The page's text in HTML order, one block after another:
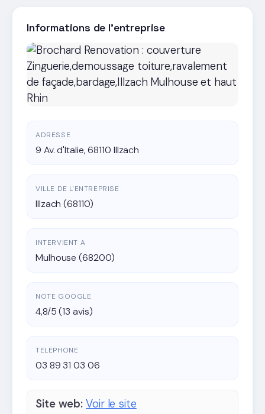
Informations de l'entreprise
ADRESSE
9 Av. d'Italie, 68110 Illzach
VILLE DE L'ENTREPRISE
Illzach (68110)
INTERVIENT A
Mulhouse (68200)
NOTE GOOGLE
4,8/5 (13 avis)
TELEPHONE
03 89 31 03 06
Site web: Voir le site